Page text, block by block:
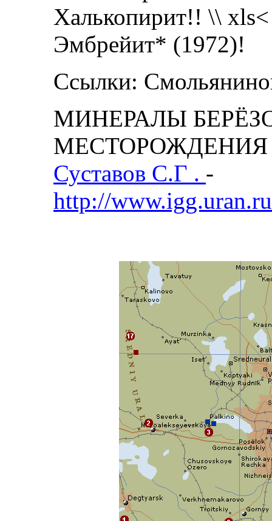
Халькопирит!! \\
Эмбрейит* (1972)!
Ссылки:
МИНЕРАЛЫ
МЕСТОРОЖДЕНИЯ
Суставов С.Г . -
http://